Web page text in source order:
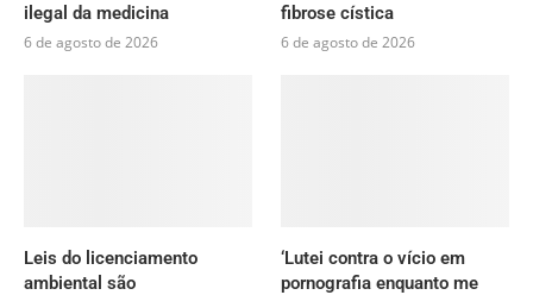
ilegal da medicina
6 de agosto de 2026
fibrose cística
6 de agosto de 2026
Leis do licenciamento
ambiental são
‘Lutei contra o vício em
pornografia enquanto me